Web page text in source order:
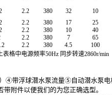
2.2 380 32 10
2.2 380 17 25
2.2 380 10 40
2.2 380 7 65
2.2 380 4.5 100
表格中电源频率50Hz 同步转速2860r/min
④带浮球潜水泵流量⑤自动潜水泵
带附件以便我们的为您正确选型。